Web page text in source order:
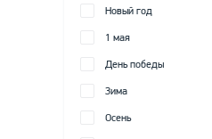
Новый год
1 мая
День победы
Зима
Осень